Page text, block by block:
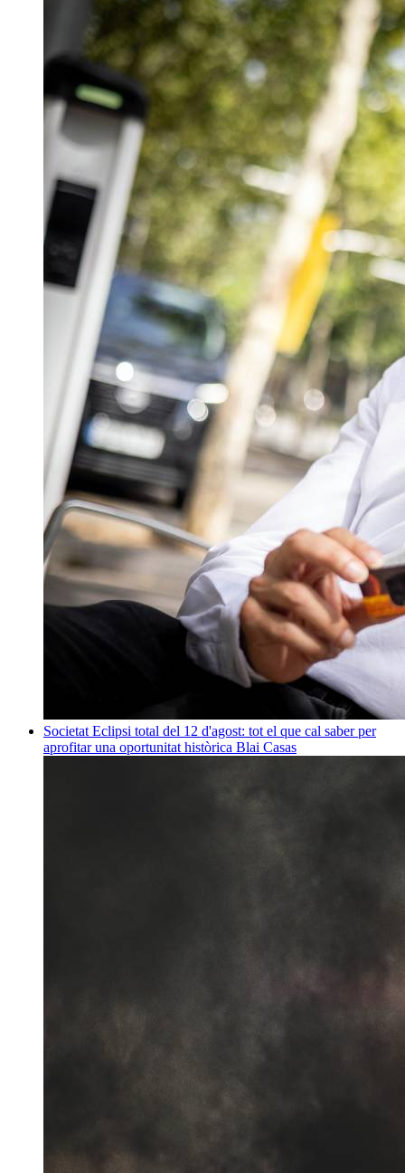
Societat Eclipsi total del 12 d'agost: tot el que cal saber per
aprofitar una oportunitat històrica Blai Casas